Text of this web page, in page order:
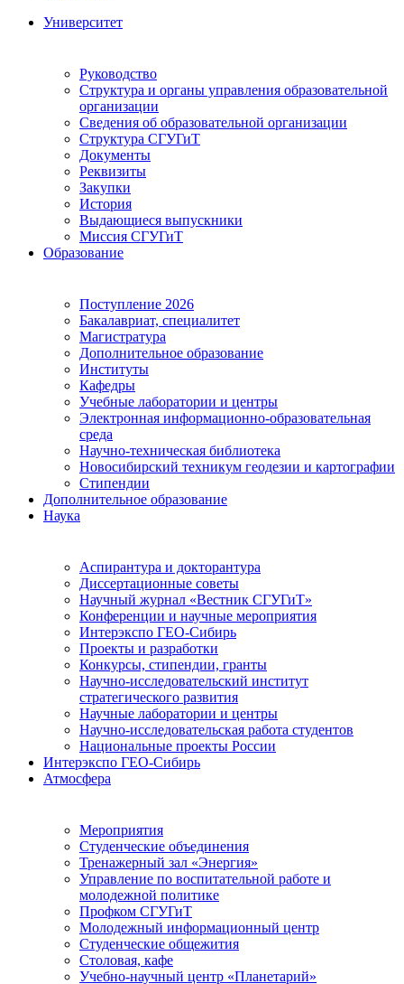
Университет
Руководство
Структура и органы управления образовательной
организации
Сведения об образовательной организации
Структура СГУГиТ
Документы
Реквизиты
Закупки
История
Выдающиеся выпускники
Миссия СГУГиТ
Образование
Поступление 2026
Бакалавриат, специалитет
Магистратура
Дополнительное образование
Институты
Кафедры
Учебные лаборатории и центры
Электронная информационно-образовательная
среда
Научно-техническая библиотека
Новосибирский техникум геодезии и картографии
Стипендии
Дополнительное образование
Наука
Аспирантура и докторантура
Диссертационные советы
Научный журнал «Вестник СГУГиТ»
Конференции и научные мероприятия
Интерэкспо ГЕО-Сибирь
Проекты и разработки
Конкурсы, стипендии, гранты
Научно-исследовательский институт
стратегического развития
Научные лаборатории и центры
Научно-исследовательская работа студентов
Национальные проекты России
Интерэкспо ГЕО-Сибирь
Атмосфера
Мероприятия
Студенческие объединения
Тренажерный зал «Энергия»
Управление по воспитательной работе и
молодежной политике
Профком СГУГиТ
Молодежный информационный центр
Студенческие общежития
Столовая, кафе
Учебно-научный центр «Планетарий»